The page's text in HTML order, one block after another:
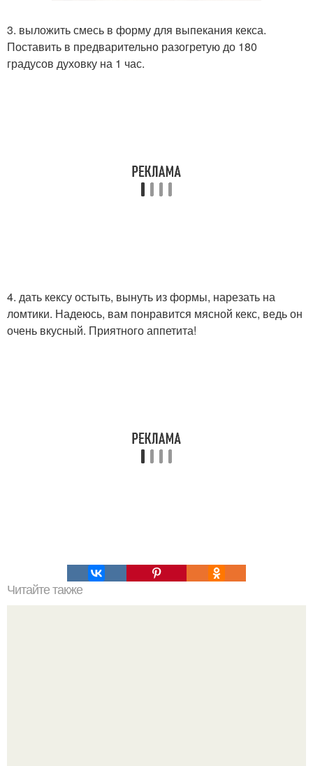
3. выложить смесь в форму для выпекания кекса.
Поставить в предварительно разогретую до 180
градусов духовку на 1 час.
4. дать кексу остыть, вынуть из формы, нарезать на
ломтики. Надеюсь, вам понравится мясной кекс, ведь он
очень вкусный. Приятного аппетита!
Читайте также